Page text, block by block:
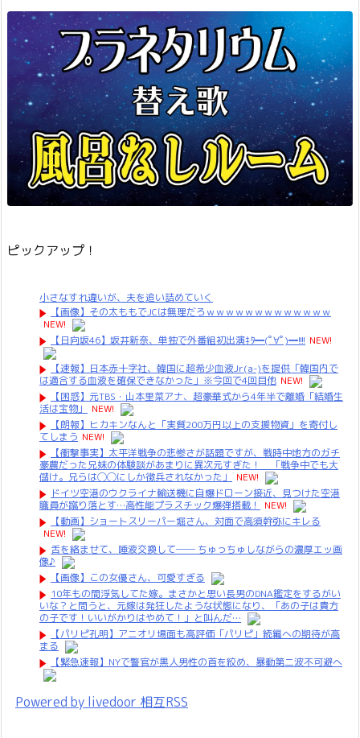
ピックアップ！
小さなすれ違いが、夫を追い詰めていく
【画像】その太ももでJCは無理だろｗｗｗｗｗｗｗｗｗｗｗｗｗ
NEW!
【日向坂46】坂井新奈、単独で外番組初出演ｷﾀ━(ﾟ∀ﾟ)━!!!! NEW!
【速報】日本赤十字社、韓国に超希少血液Jr(a-)を提供「韓国内で
は適合する血液を確保できなかった」※今回で4回目他 NEW!
【困惑】元TBS・山本里菜アナ、超豪華式から4年半で離婚「結婚生
活は宝物」
NEW!
【朗報】ヒカキンなんと「実質200万円以上の支援物資」を寄付し
てしまう NEW!
【衝撃事実】太平洋戦争の悲惨さが話題ですが、戦時中地方のガチ
豪農だった兄妹の体験談があまりに異次元すぎた！ 「戦争中でも大
儲け。兄らは◯◯にしか徴兵されなかった」
NEW!
ドイツ空港のウクライナ輸送機に自爆ドローン接近、見つけた空港
職員が蹴り落とす…高性能プラスチック爆弾搭載！
NEW!
【動画】ショートスリーパー堀さん、対面で高須幹弥にキレる
NEW!
舌を絡ませて、唾液交換して── ちゅっちゅしながらの濃厚エッ画
像♪
【画像】この女優さん、可愛すぎる
10年もの間浮気してた嫁。まさかと思い長男のDNA鑑定をするがい
いな？と問うと、元嫁は発狂したような状態になり、「あの子は貴方
の子です！いいがかりはやめて！」と叫んだ…
【パリピ孔明】アニオリ場面も高評価「パリピ」続編への期待が高
まる
【緊急速報】NYで警官が黒人男性の首を絞め、暴動第二波不可避へ
Powered by livedoor 相互RSS